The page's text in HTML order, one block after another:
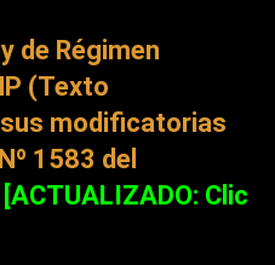
de Régimen
(Texto
modificatorias
1583 del
[ACTUALIZADO: Clic